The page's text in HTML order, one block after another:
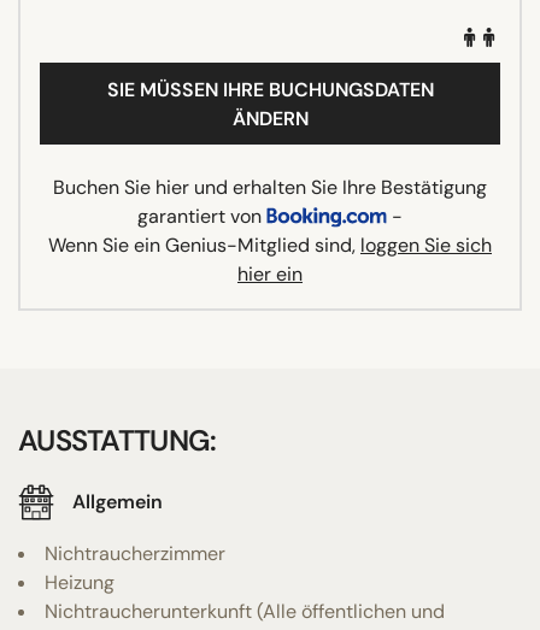
SIE MÜSSEN IHRE BUCHUNGSDATEN
ÄNDERN
Buchen Sie hier und erhalten Sie Ihre Bestätigung
garantiert von
-
Wenn Sie ein Genius-Mitglied sind, loggen Sie sich
hier ein
AUSSTATTUNG:
Allgemein
Nichtraucherzimmer
Heizung
Nichtraucherunterkunft (Alle öffentlichen und